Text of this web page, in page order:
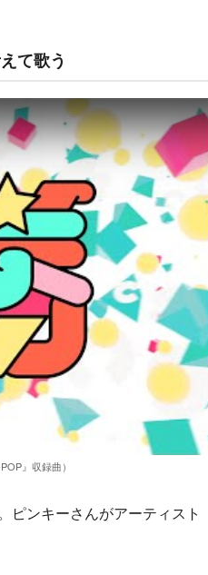
て歌う
』収録曲）
ピンキーさんがアーティスト